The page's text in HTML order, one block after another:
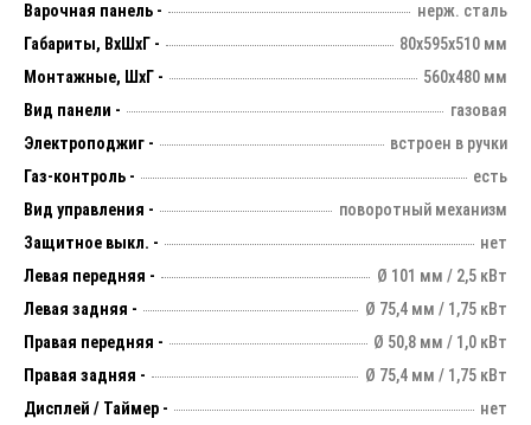
Варочная панель -
нерж. сталь
Габариты, ВхШхГ -
80х595х510 мм
Монтажные, ШхГ -
560х480 мм
Вид панели -
газовая
Электроподжиг -
встроен в ручки
Газ-контроль -
есть
Вид управления -
поворотный механизм
Защитное выкл. -
нет
Левая передняя -
Ø 101 мм / 2,5 кВт
Левая задняя -
Ø 75,4 мм / 1,75 кВт
Правая передняя -
Ø 50,8 мм / 1,0 кВт
Правая задняя -
Ø 75,4 мм / 1,75 кВт
Дисплей / Таймер -
нет